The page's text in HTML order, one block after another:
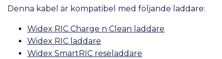
Denna kabel är kompatibel med följande laddare:
Widex RIC Charge n Clean laddare
Widex RIC laddare
Widex SmartRIC reseladdare